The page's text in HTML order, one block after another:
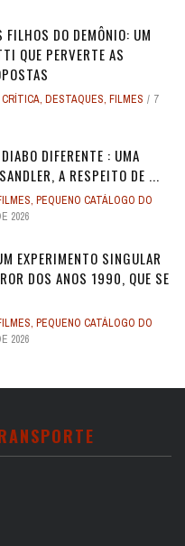
FILHOS DO DEMÔNIO: UM
QUE PERVERTE AS
CRÍTICA, DESTAQUES, FILMES
7
DIFERENTE : UMA
A RESPEITO DE ...
, PEQUENO CATÁLOGO DO
2026
EXPERIMENTO SINGULAR
DOS ANOS 1990, QUE SE
, PEQUENO CATÁLOGO DO
2026